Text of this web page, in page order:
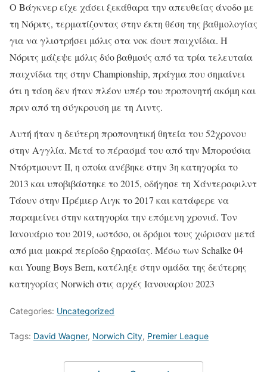
Ο Βάγκνερ είχε χάσει ξεκάθαρα την απευθείας άνοδο με
τη Νόριτς, τερματίζοντας στην έκτη θέση της βαθμολογίας
για να γλιστρήσει μόλις στα νοκ άουτ παιχνίδια. Η
Νόριτς μάζεψε μόλις δύο βαθμούς από τα τρία τελευταία
παιχνίδια της στην Championship, πράγμα που σημαίνει
ότι η τάση δεν ήταν πλέον υπέρ του προπονητή ακόμη και
πριν από τη σύγκρουση με τη Λιντς.
Αυτή ήταν η δεύτερη προπονητική θητεία του 52χρονου
στην Αγγλία. Μετά το πέρασμά του από την Μπορούσια
Ντόρτμουντ ΙΙ, η οποία ανέβηκε στην 3η κατηγορία το
2013 και υποβιβάστηκε το 2015, οδήγησε τη Χάντερσφιλντ
Τάουν στην Πρέμιερ Λιγκ το 2017 και κατάφερε να
παραμείνει στην κατηγορία την επόμενη χρονιά. Τον
Ιανουάριο του 2019, ωστόσο, οι δρόμοι τους χώρισαν μετά
από μια μακρά περίοδο ξηρασίας. Μέσω των Schalke 04
και Young Boys Bern, κατέληξε στην ομάδα της δεύτερης
κατηγορίας Norwich στις αρχές Ιανουαρίου 2023
Categories: Uncategorized
Tags: David Wagner, Norwich City, Premier League